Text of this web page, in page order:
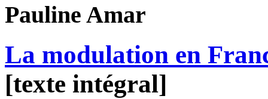
Pauline Amar
La modulation en
[texte intégral]